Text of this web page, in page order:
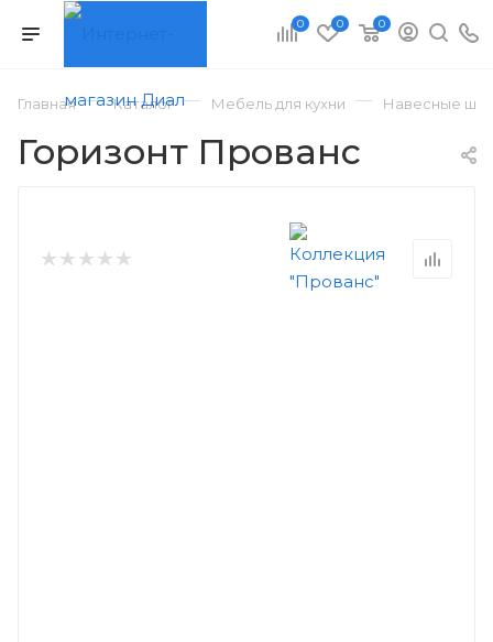
0 0 0
Главная — Каталог — Мебель для кухни — Навесные
Горизонт Прованс